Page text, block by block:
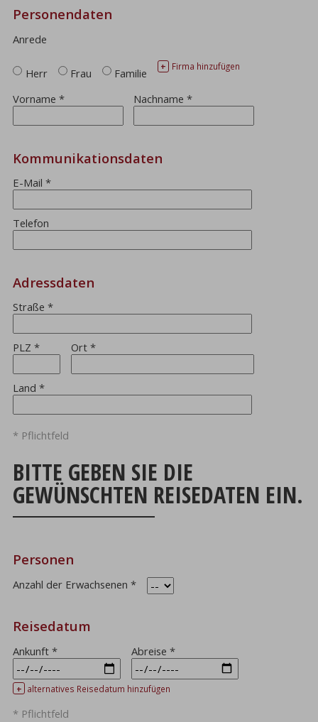
Personendaten
Anrede
Herr Frau Familie + Firma hinzufügen
Vorname* Nachname*
Kommunikationsdaten
E-Mail*
Telefon
Adressdaten
Straße*
PLZ* Ort *
Land*
* Pflichtfeld
BITTE GEBEN SIE DIE
GEWÜNSCHTEN REISEDATEN EIN.
Personen
Anzahl der Erwachsenen*
Reisedatum
Ankunft* Abreise *
+ alternatives Reisedatum hinzufügen
* Pflichtfeld